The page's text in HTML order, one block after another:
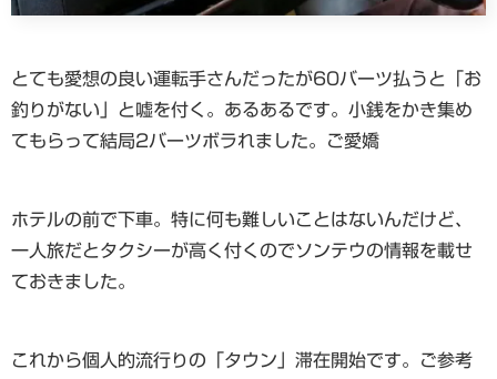
とても愛想の良い運転手さんだったが60バーツ払うと「お
釣りがない」と嘘を付く。あるあるです。小銭をかき集め
てもらって結局2バーツボラれました。ご愛嬌
ホテルの前で下車。特に何も難しいことはないんだけど、
一人旅だとタクシーが高く付くのでソンテウの情報を載せ
ておきました。
これから個人的流行りの「タウン」滞在開始です。ご参考